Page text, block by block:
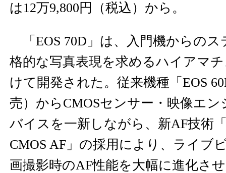
は12万9,800円（税込）から。
「EOS 70D」は、入門機からの
格的な写真表現を求めるハイアマ
けて開発された。従来機種「EOS
売）からCMOSセンサー・映像エ
バイスを一新しながら、新AF技術
CMOS AF」の採用により、ライブ
画撮影時のAF性能を大幅に進化さ